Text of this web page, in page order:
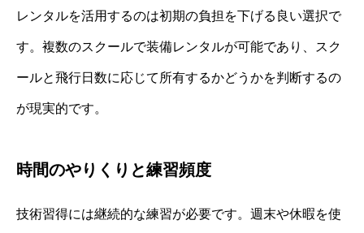
レンタルを活用するのは初期の負担を下げる良い選択で
す。複数のスクールで装備レンタルが可能であり、スク
ールと飛行日数に応じて所有するかどうかを判断するの
が現実的です。
時間のやりくりと練習頻度
技術習得には継続的な練習が必要です。週末や休暇を使